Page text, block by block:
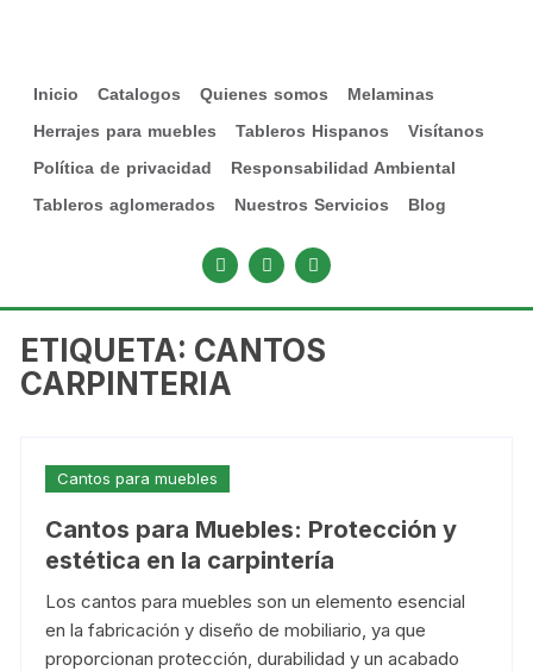
Inicio Catalogos Quienes somos
Melaminas
Herrajes para muebles
Tableros Hispanos
Visítanos
Política de privacidad
Responsabilidad Ambiental
Tableros aglomerados
Nuestros Servicios Blog
ETIQUETA: CANTOS
CARPINTERIA
Cantos para muebles
Cantos para Muebles: Protección y
estética en la carpintería
Los cantos para muebles son un elemento esencial
en la fabricación y diseño de mobiliario, ya que
proporcionan protección, durabilidad y un acabado